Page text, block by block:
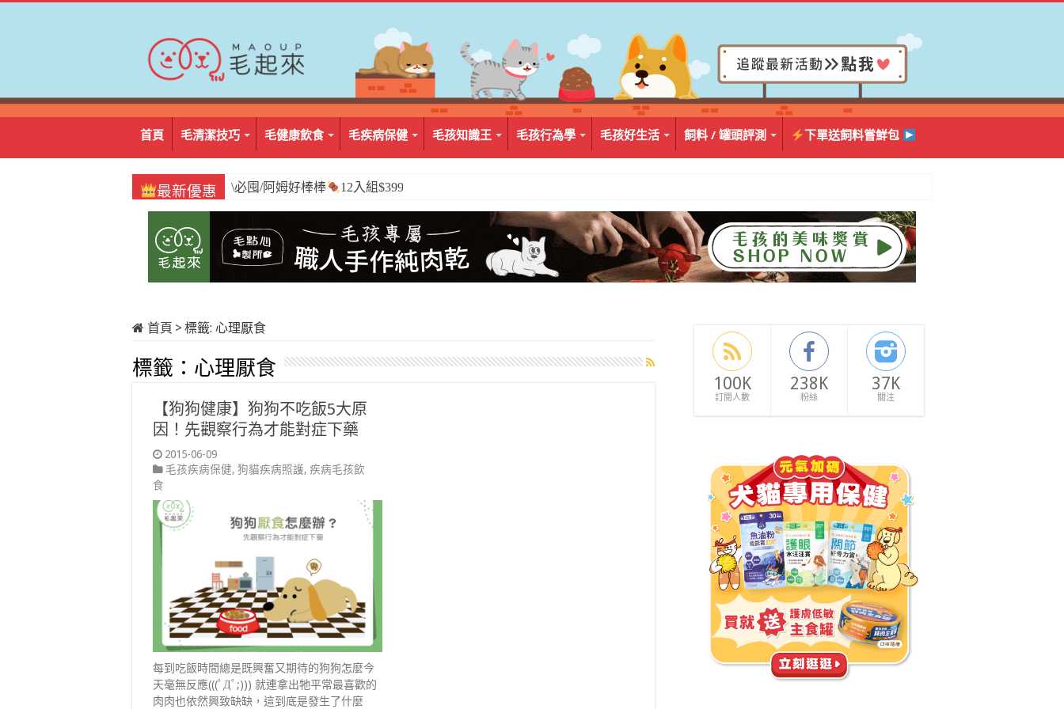
首頁 毛清潔技巧 毛健康飲食 毛疾病保健 毛孩知識王 毛孩行為學 毛孩好生活 飼料 / 罐頭評測 下單送飼料嘗鮮包
最新優惠 \必囤/阿姆好棒棒 12入組$399
首頁 > 標籤: 心理厭食
標籤： 心理厭食
【狗狗健康】狗狗不吃飯5大原
因！先觀察行為才能對症下藥
2015-06-09
毛孩疾病保健, 狗貓疾病照護, 疾病毛孩飲
食
每到吃飯時間總是既興奮又期待的狗狗怎麼今
天毫無反應(((ﾟДﾟ;))) 就連拿出牠平常最喜歡的
肉肉也依然興致缺缺，這到底是發生了什麼
100K
訂閱人數
238K
粉絲
37K
關注